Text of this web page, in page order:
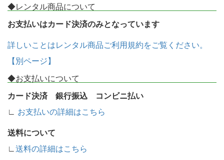
◆レンタル商品について
お支払いはカード決済のみとなっています
詳しいことはレンタル商品ご利用規約をご覧ください。
【別ページ】
◆お支払いについて
カード決済 銀行振込 コンビニ払い
∟ お支払いの詳細はこちら
送料について
∟送料の詳細はこちら